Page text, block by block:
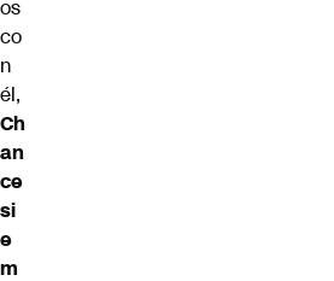
os
co
n
él,
Ch
an
ce
si
e
m